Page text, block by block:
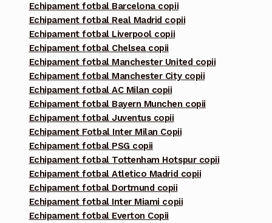
Echipament fotbal Barcelona copii
Echipament fotbal Real Madrid copii
Echipament fotbal Liverpool copii
Echipament fotbal Chelsea copii
Echipament fotbal Manchester United copii
Echipament fotbal Manchester City copii
Echipament fotbal AC Milan copii
Echipament fotbal Bayern Munchen copii
Echipament fotbal Juventus copii
Echipament Fotbal Inter Milan Copii
Echipament fotbal PSG copii
Echipament fotbal Tottenham Hotspur copii
Echipament fotbal Atletico Madrid copii
Echipament fotbal Dortmund copii
Echipament fotbal Inter Miami copii
Echipament fotbal Everton Copii